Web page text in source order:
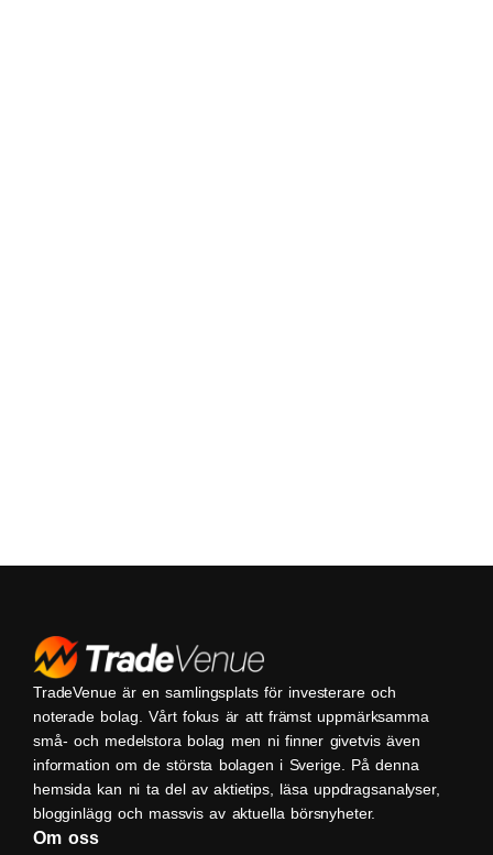
TradeVenue är en samlingsplats för investerare och
noterade bolag. Vårt fokus är att främst uppmärksamma
små- och medelstora bolag men ni finner givetvis även
information om de största bolagen i Sverige. På denna
hemsida kan ni ta del av aktietips, läsa uppdragsanalyser,
blogginlägg och massvis av aktuella börsnyheter.
Om oss